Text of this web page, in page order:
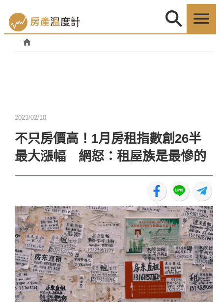
2023/02/10
不只房價高！1月房租指數創26半
最大漲幅 網怒：租屋族是最慘的